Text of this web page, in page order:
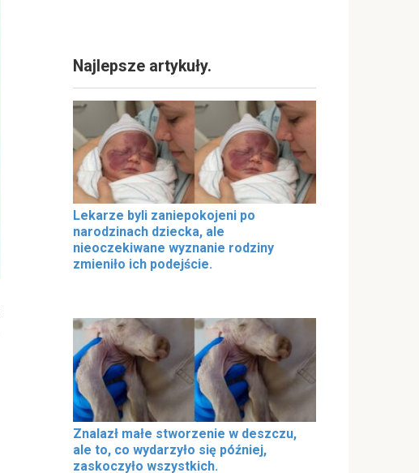
Najlepsze artykuły.
Lekarze byli zaniepokojeni po
narodzinach dziecka, ale
nieoczekiwane wyznanie rodziny
zmieniło ich podejście.
Znalazł małe stworzenie w deszczu,
ale to, co wydarzyło się później,
zaskoczyło wszystkich.